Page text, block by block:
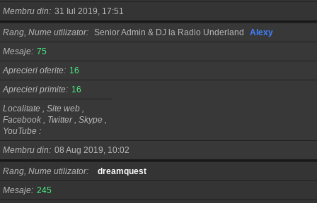
Membru din
31 Iul 2019, 17:51
Rang, Nume utilizator Senior Admin & DJ la Radio Underland
Alexy
Mesaje 75
Aprecieri oferite
16
Aprecieri primite
16
Localitate , Site web ,
Facebook , Twitter , Skype ,
YouTube
Membru din
08 Aug 2019, 10:02
Rang, Nume utilizator
dreamquest
Mesaje 245